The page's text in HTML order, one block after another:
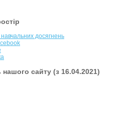
досягнень
нашого сайту (з 16.04.2021)